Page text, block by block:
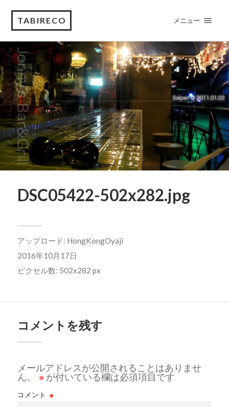
TABIRECO メニュー
DSC05422-502x282.jpg
アップロード: HongKongOyaji
2016年10月17日
ピクセル数: 502x282 px
コメントを残す
メールアドレスが公開されることはありませ
ん。
※ が付いている欄は必須項目です
コメント ※